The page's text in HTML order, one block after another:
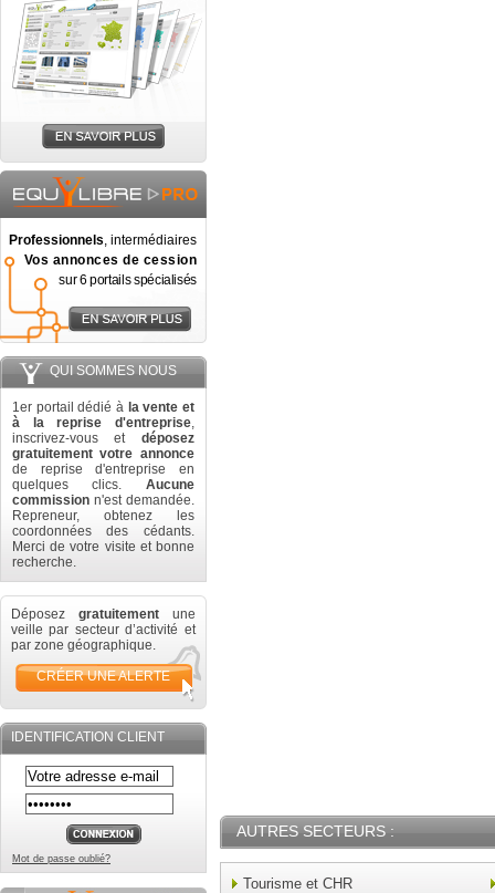
Professionnels, intermédiaires
Vos annonces de cession
sur 6 portails spécialisés
QUI SOMMES NOUS
1er portail dédié à la vente et
à la reprise d'entreprise,
inscrivez-vous et déposez
gratuitement votre annonce
de reprise d'entreprise en
quelques clics. Aucune
commission n'est demandée.
Repreneur, obtenez les
coordonnées des cédants.
Merci de votre visite et bonne
recherche.
Déposez gratuitement une
veille par secteur d’activité et
par zone géographique.
CRÉER UNE ALERTE
IDENTIFICATION CLIENT
Mot de passe oublié?
AUTRES SECTEURS :
Tourisme et CHR